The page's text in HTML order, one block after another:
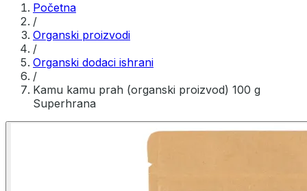
Početna
/
Organski proizvodi
/
Organski dodaci ishrani
/
Kamu kamu prah (organski proizvod) 100 g
Superhrana